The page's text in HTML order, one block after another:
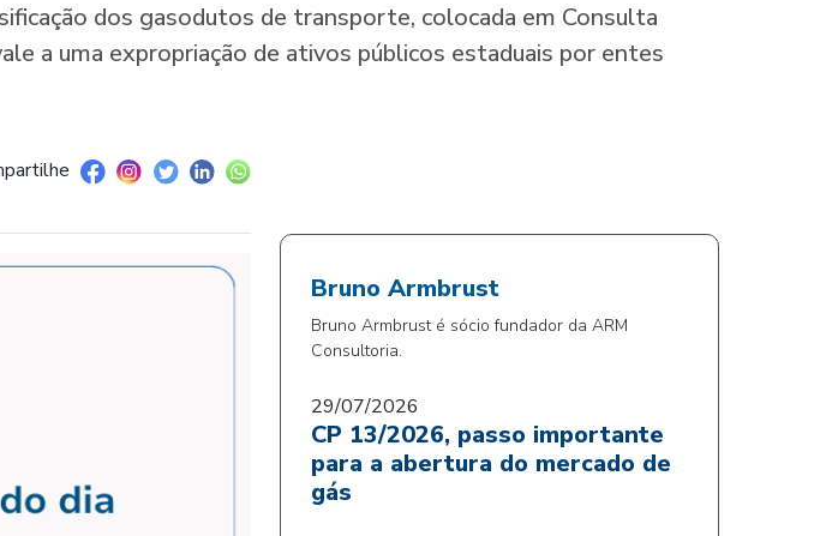
dos gasodutos de transporte, colocada em Consulta
a uma expropriação de ativos públicos estaduais por entes
Bruno Armbrust
Bruno Armbrust é sócio fundador da ARM
Consultoria.
29/07/2026
CP 13/2026, passo importante
para a abertura do mercado de
gás